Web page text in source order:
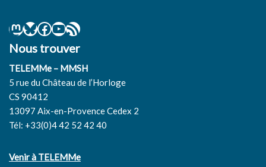
Nous trouver
TELEMMe – MMSH
5 rue du Château de l’Horloge
CS 90412
13097 Aix-en-Provence Cedex 2
Tél: +33(0)4 42 52 42 40
Venir à TELEMMe